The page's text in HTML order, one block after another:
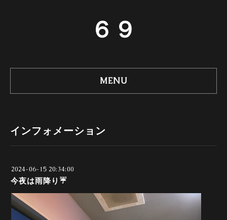
６９
MENU
インフォメーション
2024-06-15 20:34:00
今夜は雨降り☔